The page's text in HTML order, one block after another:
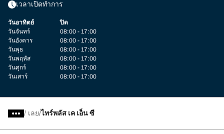
เวลาเปิดทำการ
วันอาทิตย์
ปิด
วันจันทร์
08:00 - 17:00
วันอังคาร
08:00 - 17:00
วันพุธ
08:00 - 17:00
วันพฤหัส
08:00 - 17:00
วันศุกร์
08:00 - 17:00
วันเสาร์
08:00 - 17:00
/ เลย ไทร์พลัส เค เอ็น ซี